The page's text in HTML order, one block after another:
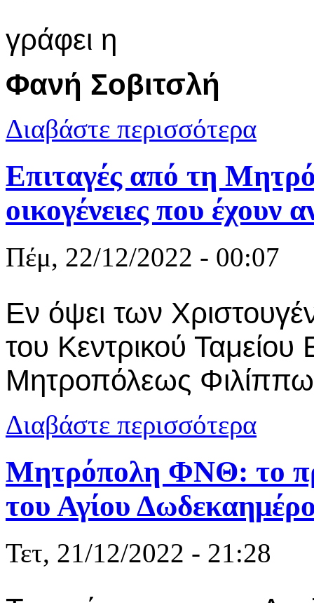
γράφει η
Φανή Σοβιτσλή
Διαβάστε περισσότερα
Επιταγές από τη
οικογένειες που έχουν
Πέμ, 22/12/2022 - 00:07
Εν όψει των
του Κεντρικού Ταμείου
Μητροπόλεως
Διαβάστε περισσότερα
Μητρόπολη ΦΝΘ: το
του Αγίου
Τετ, 21/12/2022 - 21:28